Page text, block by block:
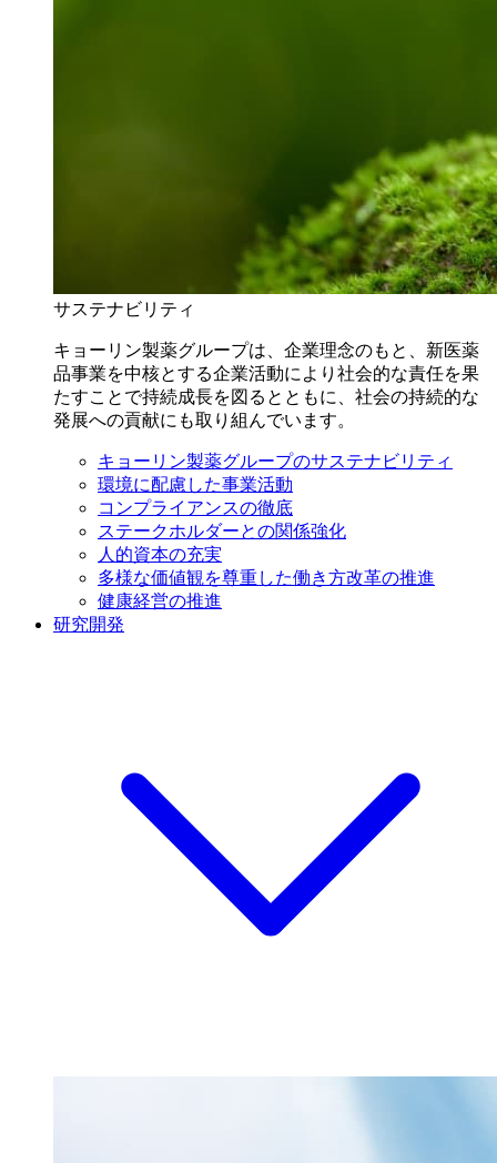
サステナビリティ
キョーリン製薬グループは、企業理念のもと、新医薬
品事業を中核とする企業活動により社会的な責任を果
たすことで持続成長を図るとともに、社会の持続的な
発展への貢献にも取り組んでいます。
キョーリン製薬グループのサステナビリティ
環境に配慮した事業活動
コンプライアンスの徹底
ステークホルダーとの関係強化
人的資本の充実
多様な価値観を尊重した働き方改革の推進
健康経営の推進
研究開発